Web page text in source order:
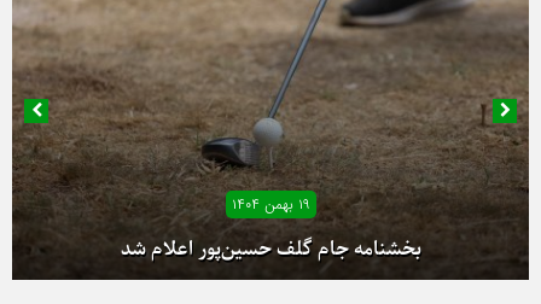
۱۹ بهمن ۱۴۰۴
بخشنامه جام گلف حسین‌پور اعلام شد